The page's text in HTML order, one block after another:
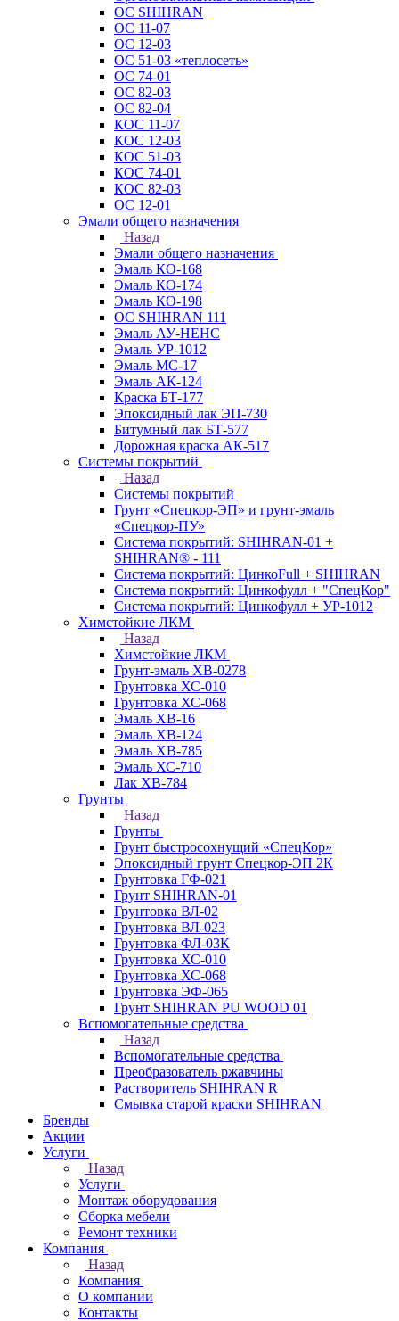
ОС SHIHRAN
ОС 11-07
ОС 12-03
ОС 51-03 «теплосеть»
ОС 74-01
ОС 82-03
ОС 82-04
КОС 11-07
КОС 12-03
КОС 51-03
КОС 74-01
КОС 82-03
ОС 12-01
Эмали общего назначения
Назад
Эмали общего назначения
Эмаль КО-168
Эмаль КО-174
Эмаль КО-198
ОС SHIHRAN 111
Эмаль АУ-НЕНС
Эмаль УР-1012
Эмаль МС-17
Эмаль АК-124
Краска БТ-177
Эпоксидный лак ЭП-730
Битумный лак БТ-577
Дорожная краска АК-517
Системы покрытий
Назад
Системы покрытий
Грунт «Спецкор-ЭП» и грунт-эмаль
«Спецкор-ПУ»
Система покрытий: SHIHRAN-01 +
SHIHRAN® - 111
Система покрытий: ЦинкоFull + SHIHRAN
Система покрытий: Цинкофулл + "СпецКор"
Система покрытий: Цинкофулл + УР-1012
Химстойкие ЛКМ
Назад
Химстойкие ЛКМ
Грунт-эмаль ХВ-0278
Грунтовка ХС-010
Грунтовка ХС-068
Эмаль ХВ-16
Эмаль ХВ-124
Эмаль ХВ-785
Эмаль ХС-710
Лак ХВ-784
Грунты
Назад
Грунты
Грунт быстросохнущий «СпецКор»
Эпоксидный грунт Спецкор-ЭП 2К
Грунтовка ГФ-021
Грунт SHIHRAN-01
Грунтовка ВЛ-02
Грунтовка ВЛ-023
Грунтовка ФЛ-03К
Грунтовка ХС-010
Грунтовка ХС-068
Грунтовка ЭФ-065
Грунт SHIHRAN PU WOOD 01
Вспомогательные средства
Назад
Вспомогательные средства
Преобразователь ржавчины
Растворитель SHIHRAN R
Смывка старой краски SHIHRAN
Бренды
Акции
Услуги
Назад
Услуги
Монтаж оборудования
Сборка мебели
Ремонт техники
Компания
Назад
Компания
О компании
Контакты